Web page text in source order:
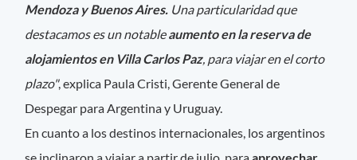
Mendoza y Buenos Aires. Una particularidad que
destacamos es un notableaumento en la reserva de
alojamientos en Villa Carlos Paz, para viajar en el corto
plazo", explica Paula Cristi, Gerente General de
Despegar para Argentina y Uruguay.
En cuanto a los destinos internacionales, los argentinos